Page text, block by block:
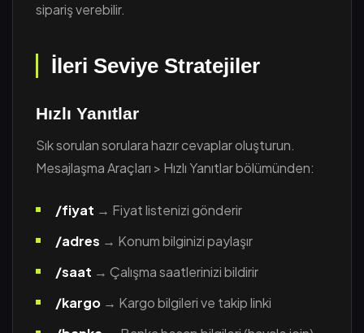
sipariş verebilir.
İleri Seviye Stratejiler
Hızlı Yanıtlar
Sık sorulan sorulara hazır cevaplar oluşturun.
Mesajlaşma Araçları > Hızlı Yanıtlar bölümünden:
/fiyat → Fiyat listenizi gönderir
/adres → Konum bilginizi paylaşır
/saat → Çalışma saatlerinizi bildirir
/kargo → Kargo bilgileri ve takip linki